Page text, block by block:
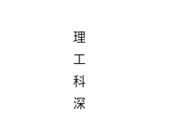
理
工
科
深